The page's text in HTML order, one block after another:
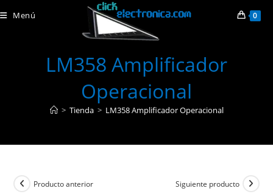
al
Menú 0
LM358 Amplificador
Operacional
> Tienda > LM358 Amplificador Operacional
Producto anterior Siguiente producto